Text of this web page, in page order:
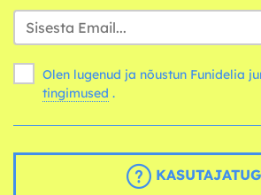
Olen lugenud ja nõustun Funidelia
tingimused .